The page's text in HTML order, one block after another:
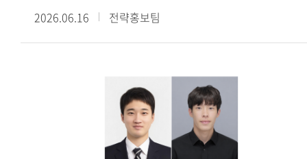
프로그램도 함께 지원된다.오세홍 글로벌창업지원단장은 이번
성과는 특정 분야에 국한되지 않고 기술, 문화, 플랫폼 등
다채로운 영역에서 학생들의 창의적인 아이디어와 열정이
생태계를 더욱 공고히 하고, 학생들이 혁신 창업가로 성장할 수
있도록 체계적이고 아낌없는 지원을 이어가겠다 고 전했다.
는 기업이 제시한 실제 과제를 청년들이 팀 단위로 수행하며
문제 해결 능력과 실무 역량을 기르는 프로그램이다. 올해
8개 팀 64명이 선발됐다. 참가자들은 지난 3월 24일부터 6월
6일까지 약 10주간 프로젝트를 수행했으며, 6월 6일
서울글로벌센터 국제회의실에서 열린 성과공유회 및
수료식에서 최종 결과를 발표했다.HUFSPORT팀은 수출
경험이 없는 국내 중소기업 3개사를 대상으로 수출 인프라
2026.06.16 전략홍보팀